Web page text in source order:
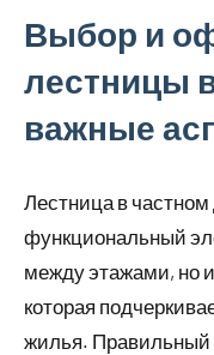
Выбор и
лестницы
важные
Лестница в
функциональный
между этажами, но
которая
жилья.